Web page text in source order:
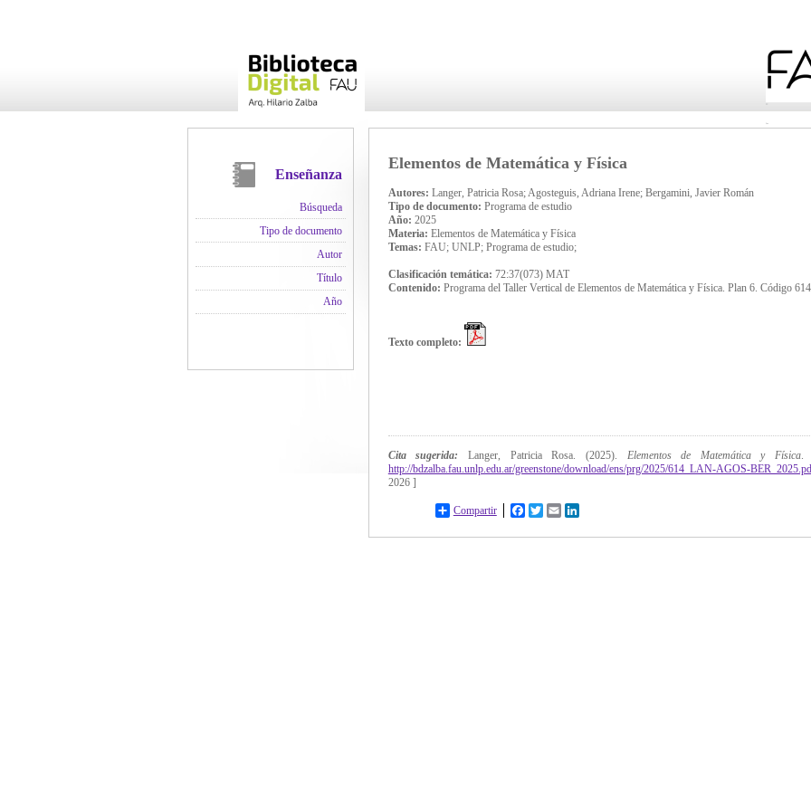
Enseñanza
Búsqueda
Tipo de documento
Autor
Título
Año
Elementos de Matemática y Física
Autores: Langer, Patricia Rosa; Agosteguis, Adriana Irene; Bergamini, Javier Román
Tipo de documento: Programa de estudio
Año: 2025
Materia: Elementos de Matemática y Física
Temas: FAU; UNLP; Programa de estudio;
Clasificación temática: 72:37(073) MAT
Contenido: Programa del Taller Vertical de Elementos de Matemática y Física. Plan 6. Código 614
Texto completo:
Cita sugerida:Langer, Patricia Rosa. (2025). Elementos de Matemática y Física.
http://bdzalba.fau.unlp.edu.ar/greenstone/download/ens/prg/2025/614_LAN-AGOS-
2026 ]
Compartir FacebookTwitterEmail